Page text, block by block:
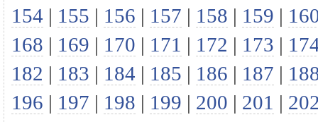
154 | 155 | 156 | 157 | 158 | 159 |
168 | 169 | 170 | 171 | 172 | 173 |
182 | 183 | 184 | 185 | 186 | 187 |
196 | 197 | 198 | 199 | 200 | 201 |